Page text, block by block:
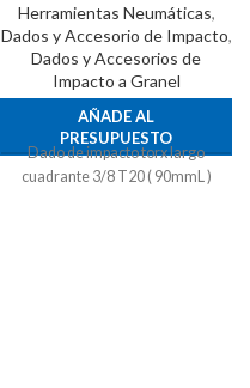
Herramientas Neumáticas,
Dados y Accesorio de Impacto,
Dados y Accesorios de
Impacto a Granel
AÑADE AL
PRESUPUESTO
Dado de impacto torx largo
cuadrante 3/8 T20 ( 90mmL )